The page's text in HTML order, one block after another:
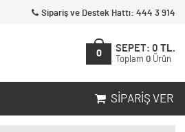
Sipariş ve Destek Hattı: 444 3 914
0
SEPET: 0 TL.
Toplam 0 Ürün
SIPARIŞ VER